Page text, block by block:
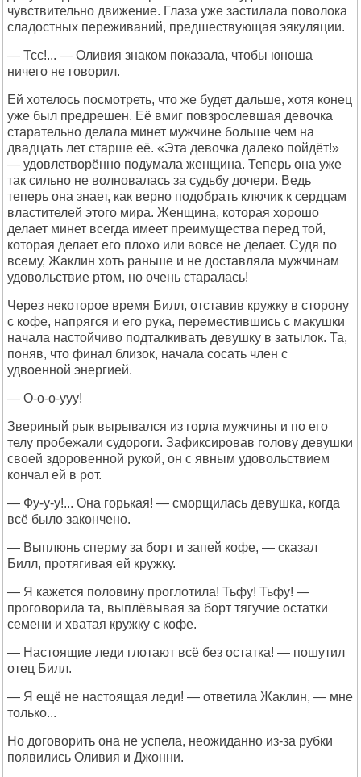
чувствительно движение. Глаза уже застилала поволока
сладостных переживаний, предшествующая эякуляции.
— Тсс!... — Оливия знаком показала, чтобы юноша
ничего не говорил.
Ей хотелось посмотреть, что же будет дальше, хотя конец
уже был предрешен. Её вмиг повзрослевшая девочка
старательно делала минет мужчине больше чем на
двадцать лет старше её. «Эта девочка далеко пойдёт!»
— удовлетворённо подумала женщина. Теперь она уже
так сильно не волновалась за судьбу дочери. Ведь
теперь она знает, как верно подобрать ключик к сердцам
властителей этого мира. Женщина, которая хорошо
делает минет всегда имеет преимущества перед той,
которая делает его плохо или вовсе не делает. Судя по
всему, Жаклин хоть раньше и не доставляла мужчинам
удовольствие ртом, но очень старалась!
Через некоторое время Билл, отставив кружку в сторону
с кофе, напрягся и его рука, переместившись с макушки
начала настойчиво подталкивать девушку в затылок. Та,
поняв, что финал близок, начала сосать член с
удвоенной энергией.
— О-о-о-ууу!
Звериный рык вырывался из горла мужчины и по его
телу пробежали судороги. Зафиксировав голову девушки
своей здоровенной рукой, он с явным удовольствием
кончал ей в рот.
— Фу-у-у!... Она горькая! — сморщилась девушка, когда
всё было закончено.
— Выплюнь сперму за борт и запей кофе, — сказал
Билл, протягивая ей кружку.
— Я кажется половину проглотила! Тьфу! Тьфу! —
проговорила та, выплёвывая за борт тягучие остатки
семени и хватая кружку с кофе.
— Настоящие леди глотают всё без остатка! — пошутил
отец Билл.
— Я ещё не настоящая леди! — ответила Жаклин, — мне
только...
Но договорить она не успела, неожиданно из-за рубки
появились Оливия и Джонни.